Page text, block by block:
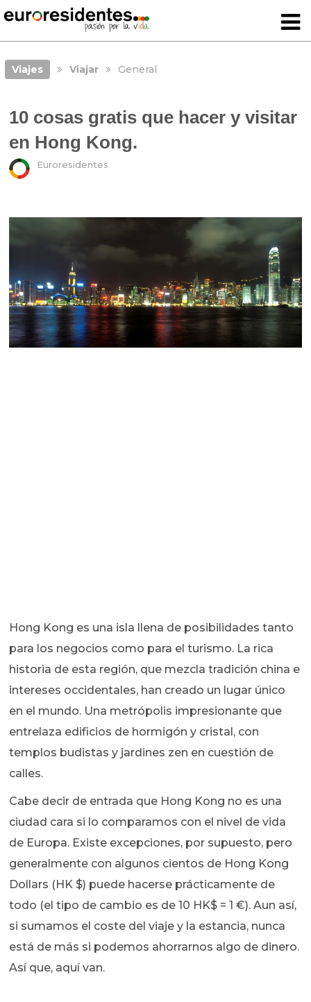
Viajes Viajar General
10 cosas gratis que hacer y visitar
en Hong Kong.
Euroresidentes
Hong Kong es una isla llena de posibilidades tanto
para los negocios como para el turismo. La rica
historia de esta región, que mezcla tradición china e
intereses occidentales, han creado un lugar único
en el mundo. Una metrópolis impresionante que
entrelaza edificios de hormigón y cristal, con
templos budistas y jardines zen en cuestión de
calles.
Cabe decir de entrada que Hong Kong no es una
ciudad cara si lo comparamos con el nivel de vida
de Europa. Existe excepciones, por supuesto, pero
generalmente con algunos cientos de Hong Kong
Dollars (HK $) puede hacerse prácticamente de
todo (el tipo de cambio es de 10 HK$ = 1 €). Aun así,
si sumamos el coste del viaje y la estancia, nunca
está de más si podemos ahorrarnos algo de dinero.
Así que, aquí van.